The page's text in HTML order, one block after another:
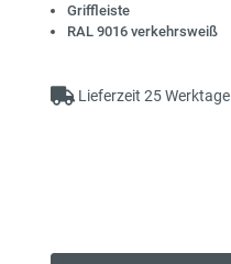
Griffleiste
RAL 9016 verkehrsweiß
Lieferzeit 25 Werktage